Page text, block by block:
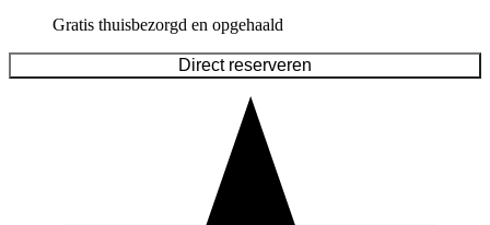
Gratis thuisbezorgd en opgehaald
Direct reserveren